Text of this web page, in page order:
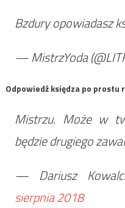
Bzdury opowiadasz
— MistrzYoda
Odpowiedź księdza po prostu
Mistrzu. Może w
będzie drugiego
— Dariusz
sierpnia 2018